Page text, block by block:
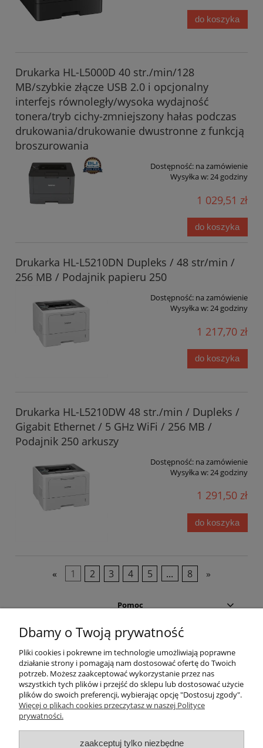
do koszyka
Drukarka HL-L5000D 40 str./min/128
MB/szybkie złącze USB 2.0 i opcjonalny
interfejs równoległy/wysoka wydajność
tonera/tryb cichy-zmniejszony hałas podczas
drukowania/drukowanie dwustronne z funkcją
broszurowania
Dostępność: na zamówienie
Wysyłka w:24 godziny
1 029,51 zł
do koszyka
Drukarka HL-L5210DN Dupleks / 48 str/min /
256 MB / Podajnik papieru 250
Dostępność: na zamówienie
Wysyłka w:24 godziny
1 217,70 zł
do koszyka
Drukarka HL-L5210DW 48 str./min / Dupleks /
Gigabit Ethernet / 5 GHz WiFi / 256 MB /
Podajnik 250 arkuszy
Dostępność: na zamówienie
Wysyłka w:24 godziny
1 291,50 zł
do koszyka
« 1 2 3 4 5 ... 8 »
Pomoc
Moje konto
Płatności i dostawa
Informacje
Dbamy o Twoją prywatność
Pliki cookies i pokrewne im technologie umożliwiają poprawne
działanie strony i pomagają nam dostosować ofertę do Twoich
potrzeb. Możesz zaakceptować wykorzystanie przez nas
wszystkich tych plików i przejść do sklepu lub dostosować użycie
plików do swoich preferencji, wybierając opcję "Dostosuj zgody".
Więcej o plikach cookies przeczytasz w naszej Polityce
prywatności.
zaakceptuj tylko niezbędne